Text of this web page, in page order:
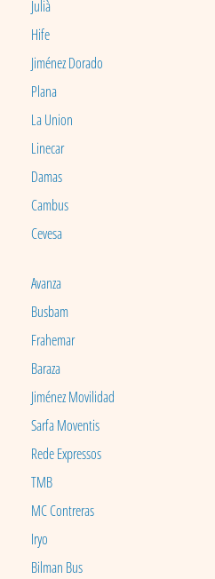
Julià
Hife
Jiménez Dorado
Plana
La Union
Linecar
Damas
Cambus
Cevesa
Avanza
Busbam
Frahemar
Baraza
Jiménez Movilidad
Sarfa Moventis
Rede Expressos
TMB
MC Contreras
Iryo
Bilman Bus